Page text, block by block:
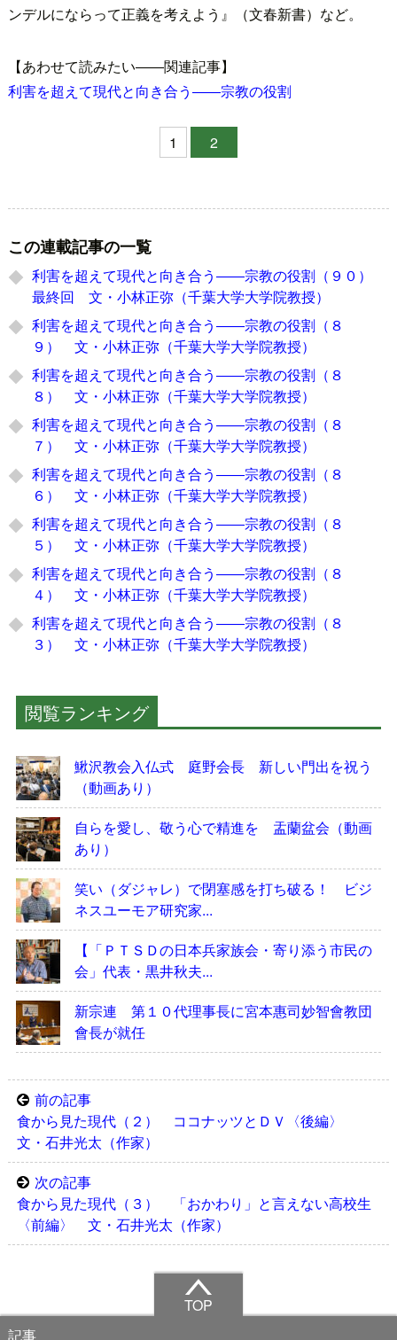
ンデルにならって正義を考えよう』（文春新書）など。
【あわせて読みたい――関連記事】
利害を超えて現代と向き合う――宗教の役割
1 2
この連載記事の一覧
利害を超えて現代と向き合う――宗教の役割（９０）
最終回 文・小林正弥（千葉大学大学院教授）
利害を超えて現代と向き合う――宗教の役割（８
９） 文・小林正弥（千葉大学大学院教授）
利害を超えて現代と向き合う――宗教の役割（８
８） 文・小林正弥（千葉大学大学院教授）
利害を超えて現代と向き合う――宗教の役割（８
７） 文・小林正弥（千葉大学大学院教授）
利害を超えて現代と向き合う――宗教の役割（８
６） 文・小林正弥（千葉大学大学院教授）
利害を超えて現代と向き合う――宗教の役割（８
５） 文・小林正弥（千葉大学大学院教授）
利害を超えて現代と向き合う――宗教の役割（８
４） 文・小林正弥（千葉大学大学院教授）
利害を超えて現代と向き合う――宗教の役割（８
３） 文・小林正弥（千葉大学大学院教授）
閲覧ランキング
鰍沢教会入仏式 庭野会長 新しい門出を祝う
（動画あり）
自らを愛し、敬う心で精進を 盂蘭盆会（動画
あり）
笑い（ダジャレ）で閉塞感を打ち破る！ ビジ
ネスユーモア研究家...
【「ＰＴＳＤの日本兵家族会・寄り添う市民の
会」代表・黒井秋夫...
新宗連 第１０代理事長に宮本惠司妙智會教団
會長が就任
前の記事
食から見た現代（２） ココナッツとＤＶ〈後編〉
文・石井光太（作家）
次の記事
食から見た現代（３） 「おかわり」と言えない高校生
〈前編〉 文・石井光太（作家）
TOP
記事